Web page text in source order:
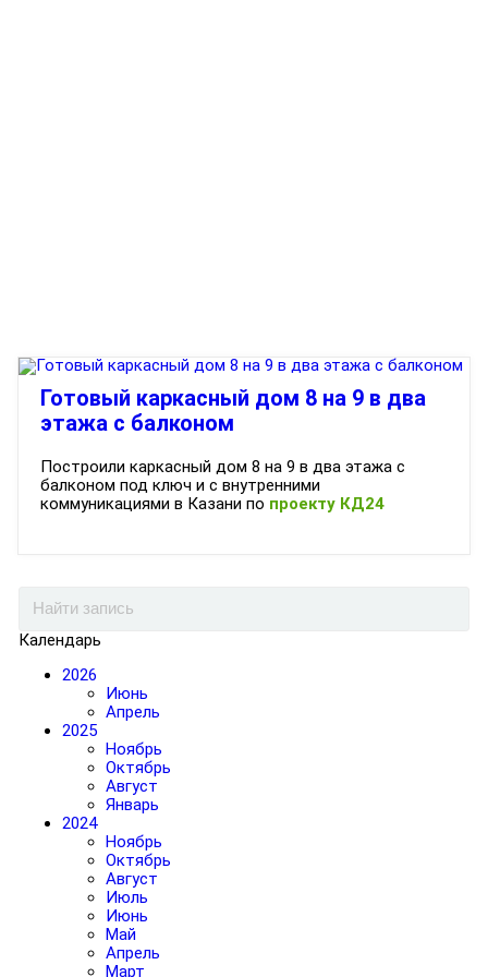
Готовый каркасный дом 8 на 9 в два
этажа с балконом
Построили каркасный дом 8 на 9 в два этажа с
балконом под ключ и с внутренними
коммуникациями в Казани по проекту КД24
Календарь
2026
Июнь
Апрель
2025
Ноябрь
Октябрь
Август
Январь
2024
Ноябрь
Октябрь
Август
Июль
Июнь
Май
Апрель
Март